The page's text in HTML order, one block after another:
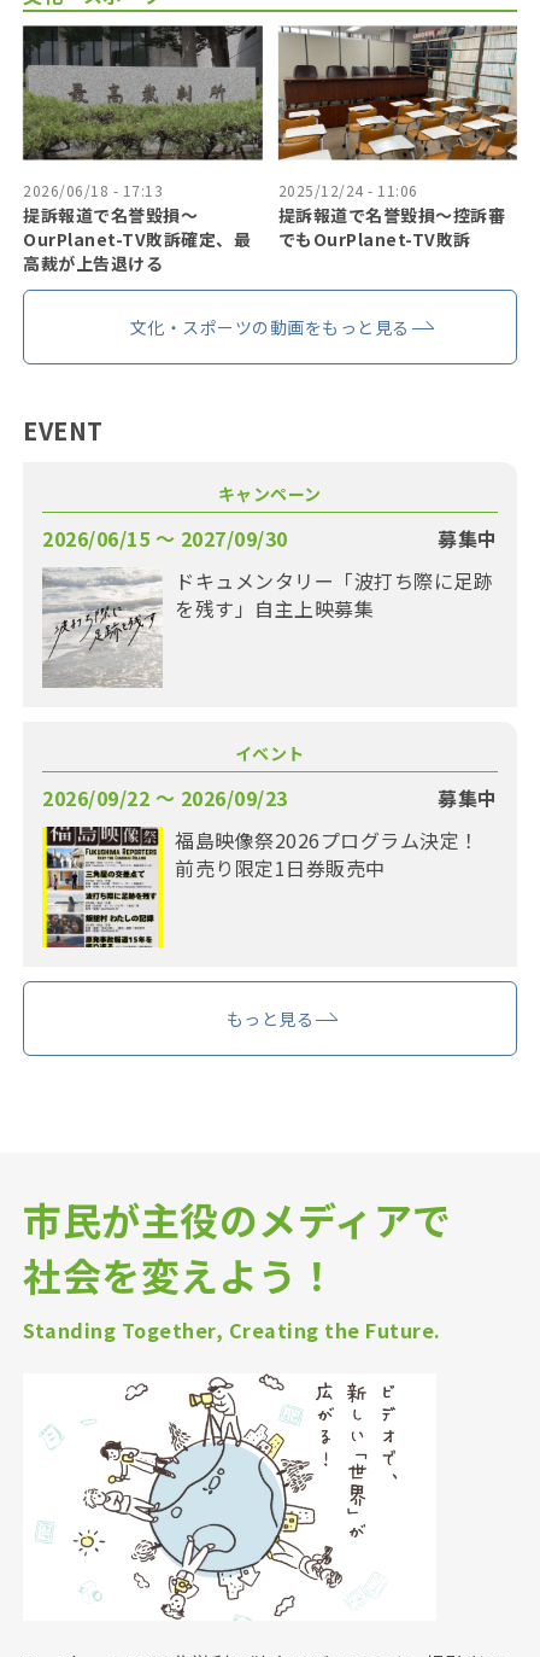
2026/06/18 - 17:13
提訴報道で名誉毀損〜
OurPlanet-TV敗訴確定、最
高裁が上告退ける
2025/12/24 - 11:06
提訴報道で名誉毀損〜控訴審
でもOurPlanet-TV敗訴
文化・スポーツの動画をもっと見る
EVENT
キャンペーン
2026/06/15 〜 2027/09/30
募集中
ドキュメンタリー「波打ち際に足跡
を残す」自主上映募集
イベント
2026/09/22 〜 2026/09/23
募集中
福島映像祭2026プログラム決定！
前売り限定1日券販売中
もっと見る
市民が主役のメディアで
社会を変えよう！
Standing Together, Creating the Future.